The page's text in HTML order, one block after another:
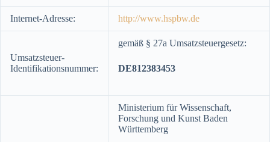
Internet-Adresse: http://www.hspbw.de
Umsatzsteuer-
Identifikationsnummer:
gemäß § 27a Umsatzsteuergesetz:
DE812383453
Ministerium für Wissenschaft,
Forschung und Kunst Baden
Württemberg